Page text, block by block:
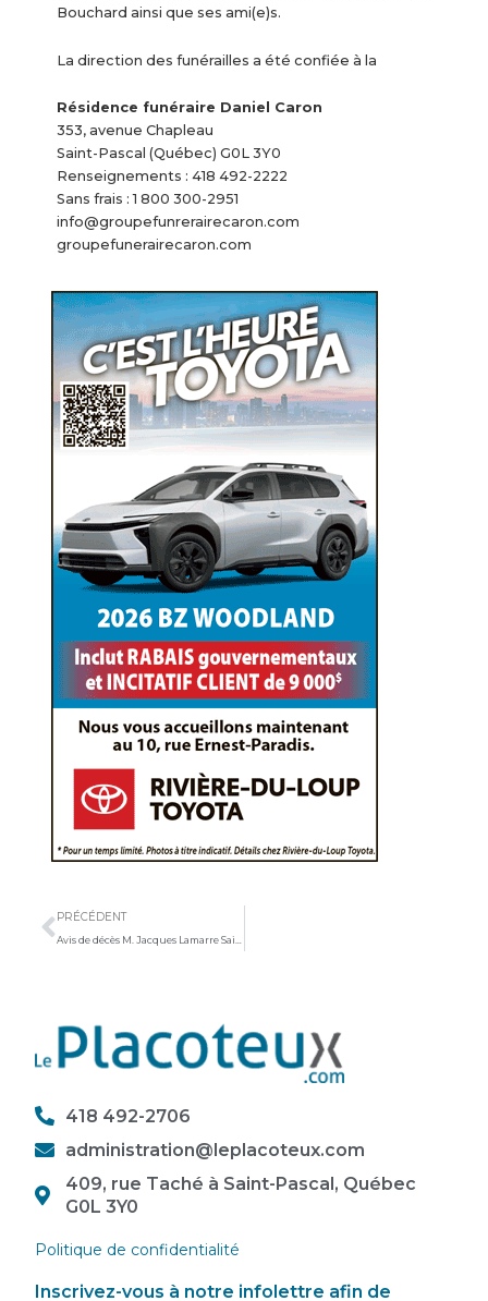
Bouchard ainsi que ses ami(e)s.
La direction des funérailles a été confiée à la
Résidence funéraire Daniel Caron
353, avenue Chapleau
Saint-Pascal (Québec) G0L 3Y0
Renseignements : 418 492-2222
Sans frais : 1 800 300-2951
info@groupefunrerairecaron.com
groupefunerairecaron.com
PRÉCÉDENT
Avis de décès M. Jacques Lamarre Saint-Pascal (1954-2025)
418 492-2706
administration@leplacoteux.com
409, rue Taché à Saint-Pascal, Québec
G0L 3Y0
Politique de confidentialité
Inscrivez-vous à notre infolettre afin de